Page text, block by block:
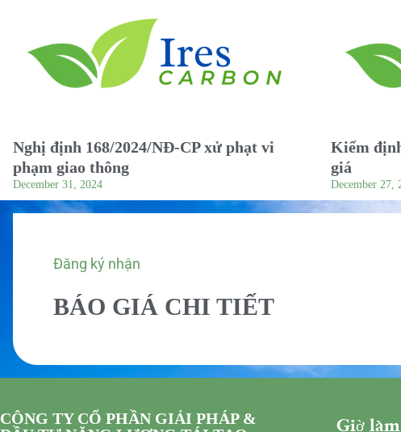
Nghị định 168/2024/NĐ-CP xử phạt vi
phạm giao thông
December 31, 2024
Kiểm
giá
December 27,
Đăng ký nhận
BÁO GIÁ CHI TIẾT
CÔNG TY CỔ PHẦN GIẢI PHÁP &
Giờ